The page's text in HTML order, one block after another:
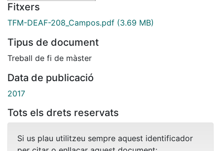
Fitxers
TFM-DEAF-208_Campos.pdf (3.69 MB)
Tipus de document
Treball de fi de màster
Data de publicació
2017
Tots els drets reservats
Si us plau utilitzeu sempre aquest identificador